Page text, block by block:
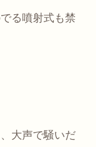
る噴射式も禁
大声で騒いだ